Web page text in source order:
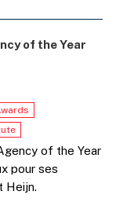
of the Year
of the Year
pour ses
Heijn.